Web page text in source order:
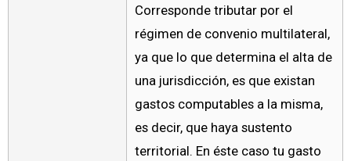
Corresponde tributar por el
régimen de convenio multilateral,
ya que lo que determina el alta de
una jurisdicción, es que existan
gastos computables a la misma,
es decir, que haya sustento
territorial. En éste caso tu gasto